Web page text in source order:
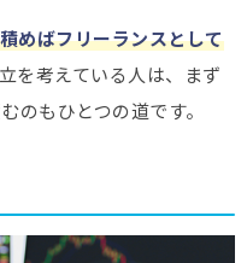
めばフリーランスとして
を考えている人は、まず
のもひとつの道です。